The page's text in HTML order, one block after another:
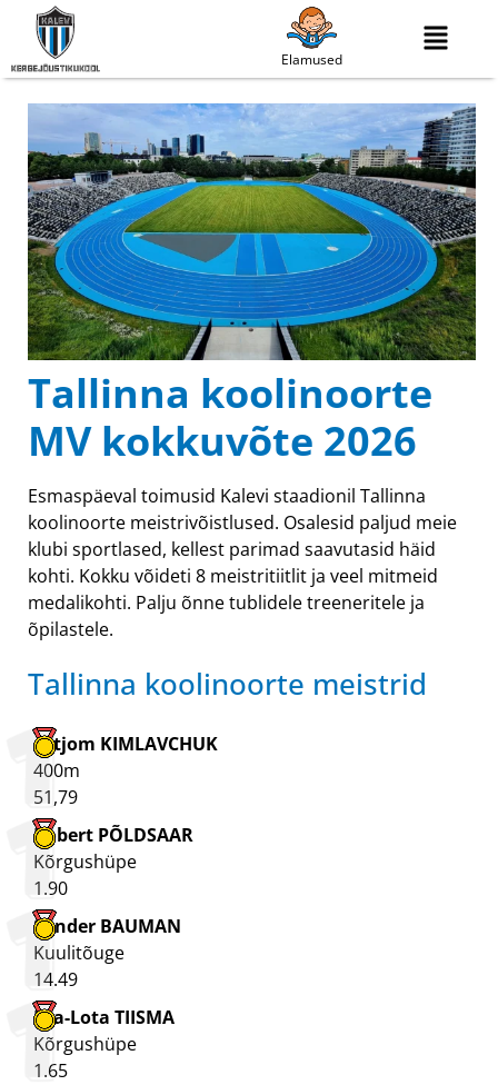
Elamused
Tallinna koolinoorte
MV kokkuvõte 2026
Esmaspäeval toimusid Kalevi staadionil Tallinna
koolinoorte meistrivõistlused. Osalesid paljud meie
klubi sportlased, kellest parimad saavutasid häid
kohti. Kokku võideti 8 meistritiitlit ja veel mitmeid
medalikohti. Palju õnne tublidele treeneritele ja
õpilastele.
Tallinna koolinoorte meistrid
Artjom KIMLAVCHUK
400m
51,79
Robert PÕLDSAAR
Kõrgushüpe
1.90
Sander BAUMAN
Kuulitõuge
14.49
Eva-Lota TIISMA
Kõrgushüpe
1.65